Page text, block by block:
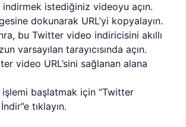
indirmek istediğiniz videoyu açın.
dokunarak URL’yi kopyalayın.
bu Twitter video indiricisini akıllı
varsayılan tarayıcısında açın.
video URL’sini sağlanan alana
başlatmak için “Twitter
tıklayın.